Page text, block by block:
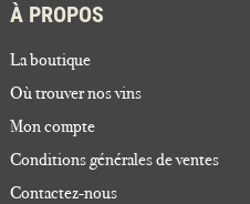
À PROPOS
La boutique
Où trouver nos vins
Mon compte
Conditions générales de ventes
Contactez-nous